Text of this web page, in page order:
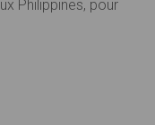
Philippines, pour